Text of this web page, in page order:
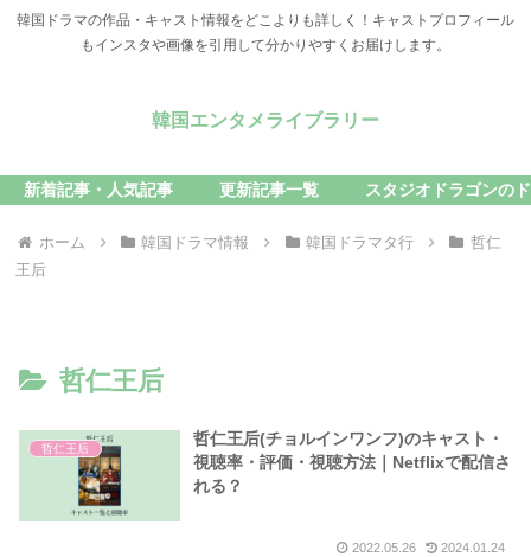
韓国ドラマの作品・キャスト情報をどこよりも詳しく！キャストプロフィール
もインスタや画像を引用して分かりやすくお届けします。
韓国エンタメライブラリー
新着記事・人気記事 更新記事一覧 スタジオドラゴンの
ホーム 韓国ドラマ情報 韓国ドラマタ行
哲仁
王后
哲仁王后
哲仁王后
哲仁王后(チョルインワンフ)のキャスト・
視聴率・評価・視聴方法｜Netflixで配信さ
れる？
2022.05.26 2024.01.24